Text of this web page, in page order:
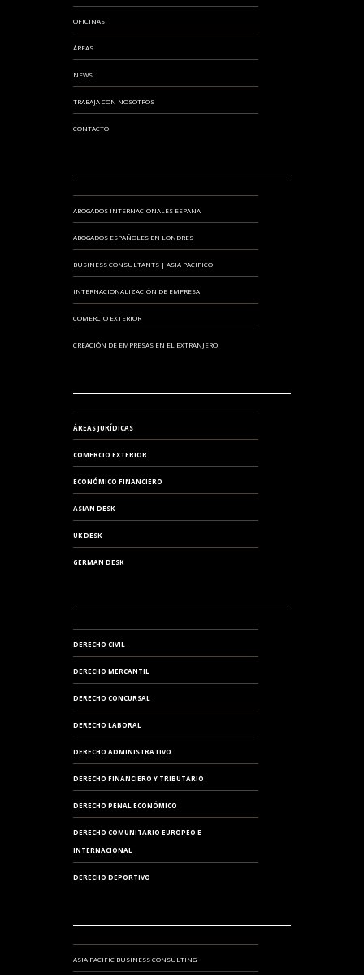
OFICINAS
ÁREAS
NEWS
TRABAJA CON NOSOTROS
CONTACTO
ABOGADOS INTERNACIONALES ESPAÑA
ABOGADOS ESPAÑOLES EN LONDRES
BUSINESS CONSULTANTS | ASIA PACIFICO
INTERNACIONALIZACIÓN DE EMPRESA
COMERCIO EXTERIOR
CREACIÓN DE EMPRESAS EN EL EXTRANJERO
ÁREAS JURÍDICAS
COMERCIO EXTERIOR
ECONÓMICO FINANCIERO
ASIAN DESK
UK DESK
GERMAN DESK
DERECHO CIVIL
DERECHO MERCANTIL
DERECHO CONCURSAL
DERECHO LABORAL
DERECHO ADMINISTRATIVO
DERECHO FINANCIERO Y TRIBUTARIO
DERECHO PENAL ECONÓMICO
DERECHO COMUNITARIO EUROPEO E
INTERNACIONAL
DERECHO DEPORTIVO
ASIA PACIFIC BUSINESS CONSULTING